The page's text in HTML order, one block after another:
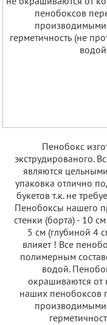
Пенобокс
экструдированого.
являются
упаковка отлично
букетов т.к. не
Пенобоксы нашего
стенки (борта) - 10
5 см (глубиной 4
влияет ! Все
полимерным
водой.
окрашиваются от
наших пенобоксов